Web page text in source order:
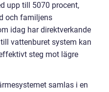
upp till 5070 procent,
och familjens
idag har direktverkande
vattenburet system kan
steg mot lägre
samlas i en